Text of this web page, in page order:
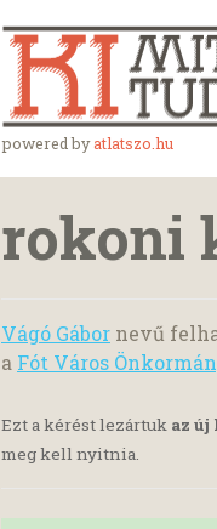
powered byatlatszo.hu
rokoni
Vágó Gábor nevű
a Fót Város
Ezt a kérést lezártuk az
meg kell nyitnia.